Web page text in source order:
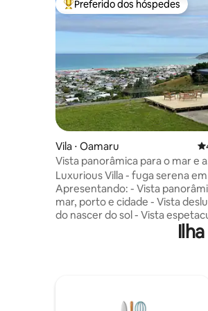
Entre os melhores preferidos
Preferido dos hóspedes
Vila ⋅ Oamaru
Vista panorâmica para o mar e a
cidade【睁眼即见太平洋 I 躺观
Luxurious Villa - fuga serena
Apresentando: - Vista
mar, porto e cidade - Vista
do nascer do sol - Vista
nascer da lua - Salões de
dedicados - Deck ensolarado
se espalham ao redor dos